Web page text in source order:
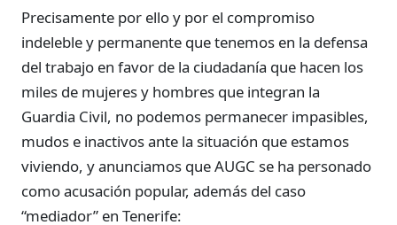
Precisamente por ello y por el compromiso
indeleble y permanente que tenemos en la defensa
del trabajo en favor de la ciudadanía que hacen los
miles de mujeres y hombres que integran la
Guardia Civil, no podemos permanecer impasibles,
mudos e inactivos ante la situación que estamos
viviendo, y anunciamos que AUGC se ha personado
como acusación popular, además del caso
“mediador” en Tenerife: